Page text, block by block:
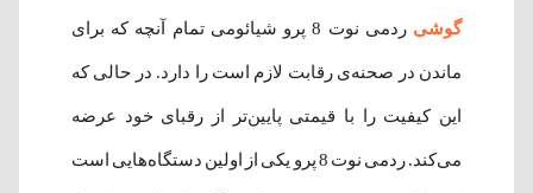
گوشی ردمی نوت 8 پرو شیائومی تمام آنچه که برای
ماندن در صحنه‌ی رقابت لازم است را دارد. در حالی که
این کیفیت را با قیمتی پایین‌تر از رقبای خود عرضه
می‌کند. ردمی نوت 8 پرو یکی از اولین دستگاه‌هایی است